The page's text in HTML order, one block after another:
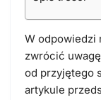
W odpowiedzi
zwrócić
od przyjętego
artykule